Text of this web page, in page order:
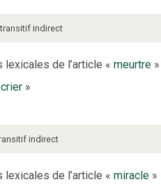
transitif indirect
lexicales de l’article «meurtre »
crier »
indirect
lexicales de l’article «miracle »